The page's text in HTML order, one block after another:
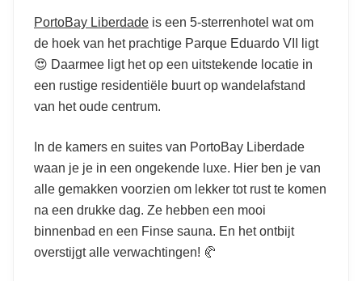
PortoBay Liberdade is een 5-sterrenhotel wat om
de hoek van het prachtige Parque Eduardo VII ligt
😍 Daarmee ligt het op een uitstekende locatie in
een rustige residentiële buurt op wandelafstand
van het oude centrum.
In de kamers en suites van PortoBay Liberdade
waan je je in een ongekende luxe. Hier ben je van
alle gemakken voorzien om lekker tot rust te komen
na een drukke dag. Ze hebben een mooi
binnenbad en een Finse sauna. En het ontbijt
overstijgt alle verwachtingen! 🥐